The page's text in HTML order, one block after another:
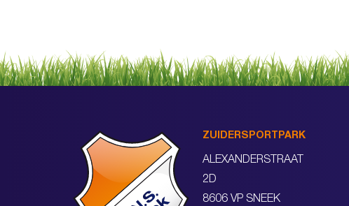
ZUIDERSPORTPARK
ALEXANDERSTRAAT
2D
8606 VP SNEEK